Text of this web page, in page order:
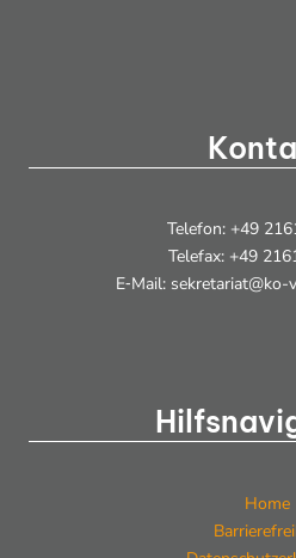
Telefon: +49
Telefax: +49
E‑Mail:
Home